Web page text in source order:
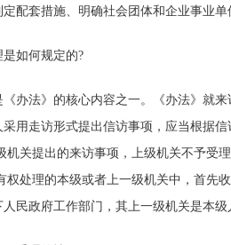
配套措施、明确社会团体和企业事业
如何规定的?
法》的核心内容之一。《办法》就来
用走访形式提出信访事项，应当根据
机关提出的来访事项，上级机关不予受
权处理的本级或者上一级机关中，首先
民政府工作部门，其上一级机关是本